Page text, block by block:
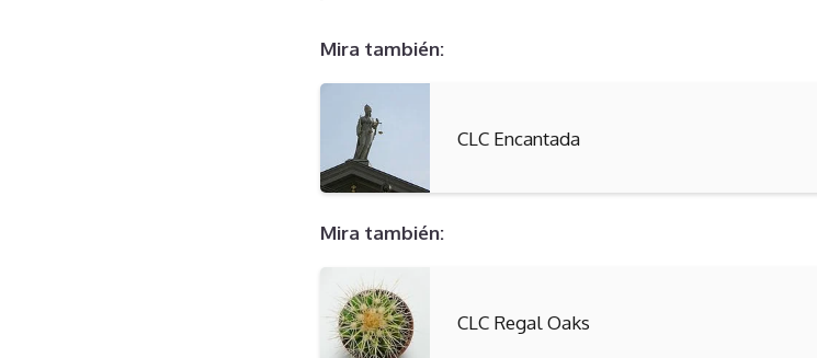
Mira también:
CLC Encantada
Mira también:
CLC Regal Oaks